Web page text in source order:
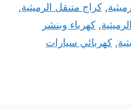
, كراج متنقل الرميثية,
, كهرباء وبنشر
, كهربائي سيارات